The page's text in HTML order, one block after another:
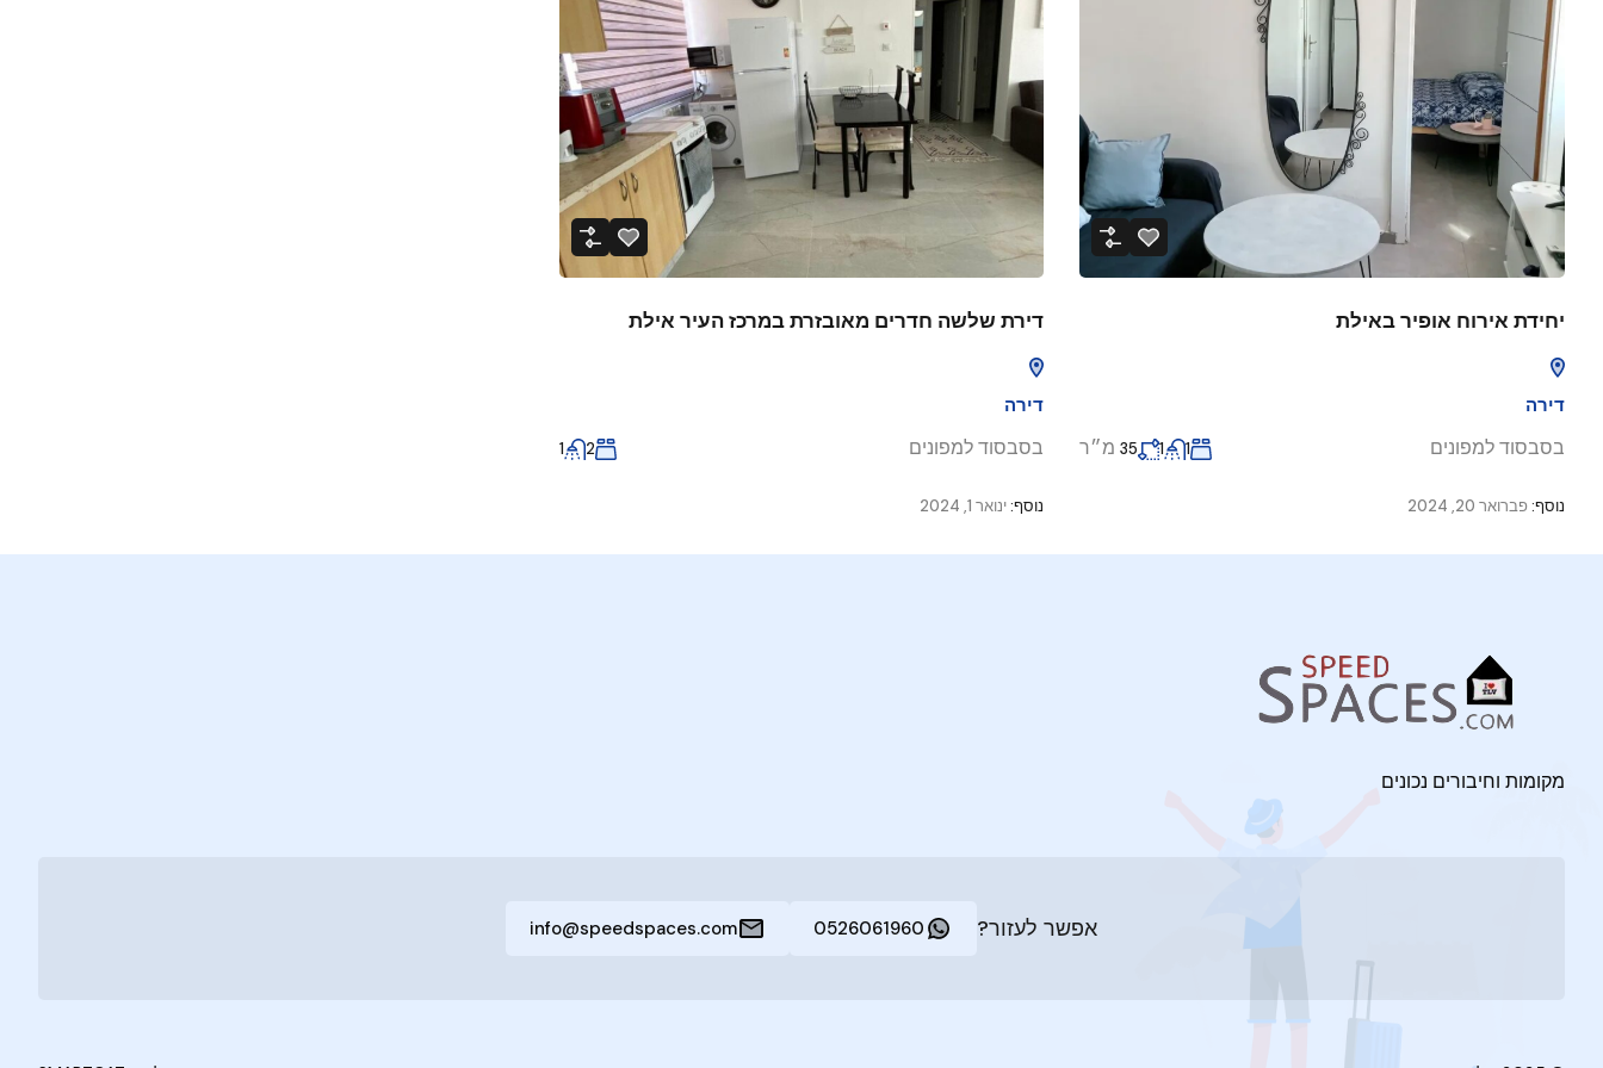
יחידת אירוח אופיר באילת
דירה
בסבסוד למפונים 1
1
35 מ״ר
נוסף:פברואר 20, 2024
דירת שלשה חדרים מאובזרת במרכז העיר אילת
דירה
בסבסוד למפונים 2
1
נוסף:ינואר 1, 2024
מקומות וחיבורים נכונים
אפשר לעזור? 0526061960
info@speedspaces.com